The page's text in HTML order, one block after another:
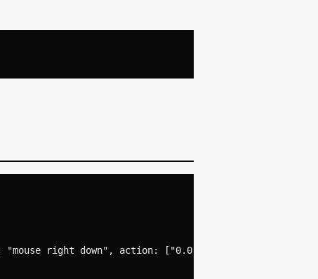
right down", action: ["0.05208%", "0.1852%"]},